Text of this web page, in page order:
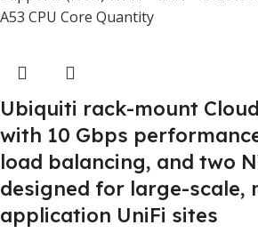
A53 CPU Core Quantity
Ubiquiti rack-mount
with 10 Gbps
load balancing, and two
designed for large-scale,
application UniFi sites